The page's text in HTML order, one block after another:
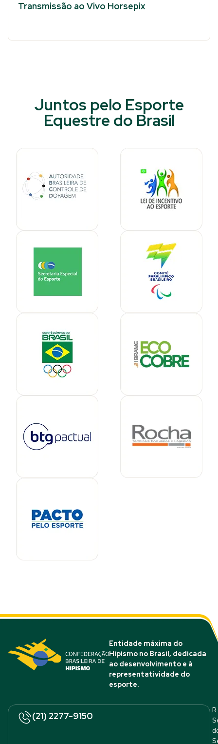
Transmissão ao Vivo Horsepix
Juntos pelo Esporte
Equestre do Brasil
Entidade máxima do
Hipismo no Brasil, dedicada
ao desenvolvimento e à
representatividade do
esporte.
(21) 2277-9150
R.